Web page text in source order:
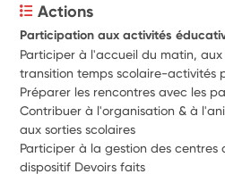
Actions
Participation aux activités
Participer à l'accueil du matin,
transition temps scolaire-activités
Préparer les rencontres avec les
Contribuer à l'organisation & à
Participer à la gestion des
dispositif Devoirs faits